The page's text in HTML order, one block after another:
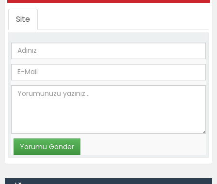
Site